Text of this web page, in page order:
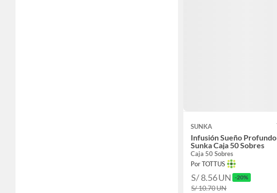
SUNKA
Infusión Sueño Profundo
Sunka Caja 50 Sobres
Caja 50 Sobres
Por TOTTUS
S/ 8.56UN -20%
S/ 10.70UN